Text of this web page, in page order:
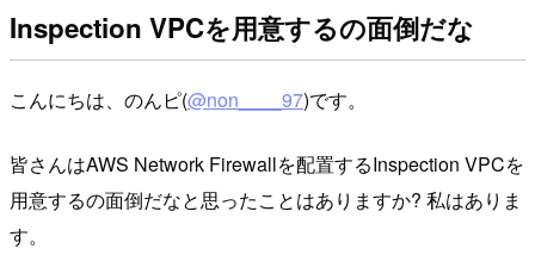
Inspection VPCを用意するの面倒だな
こんにちは、のんピ(@non____97)です。
皆さんはAWS Network Firewallを配置するInspection VPCを
用意するの面倒だなと思ったことはありますか? 私はありま
す。